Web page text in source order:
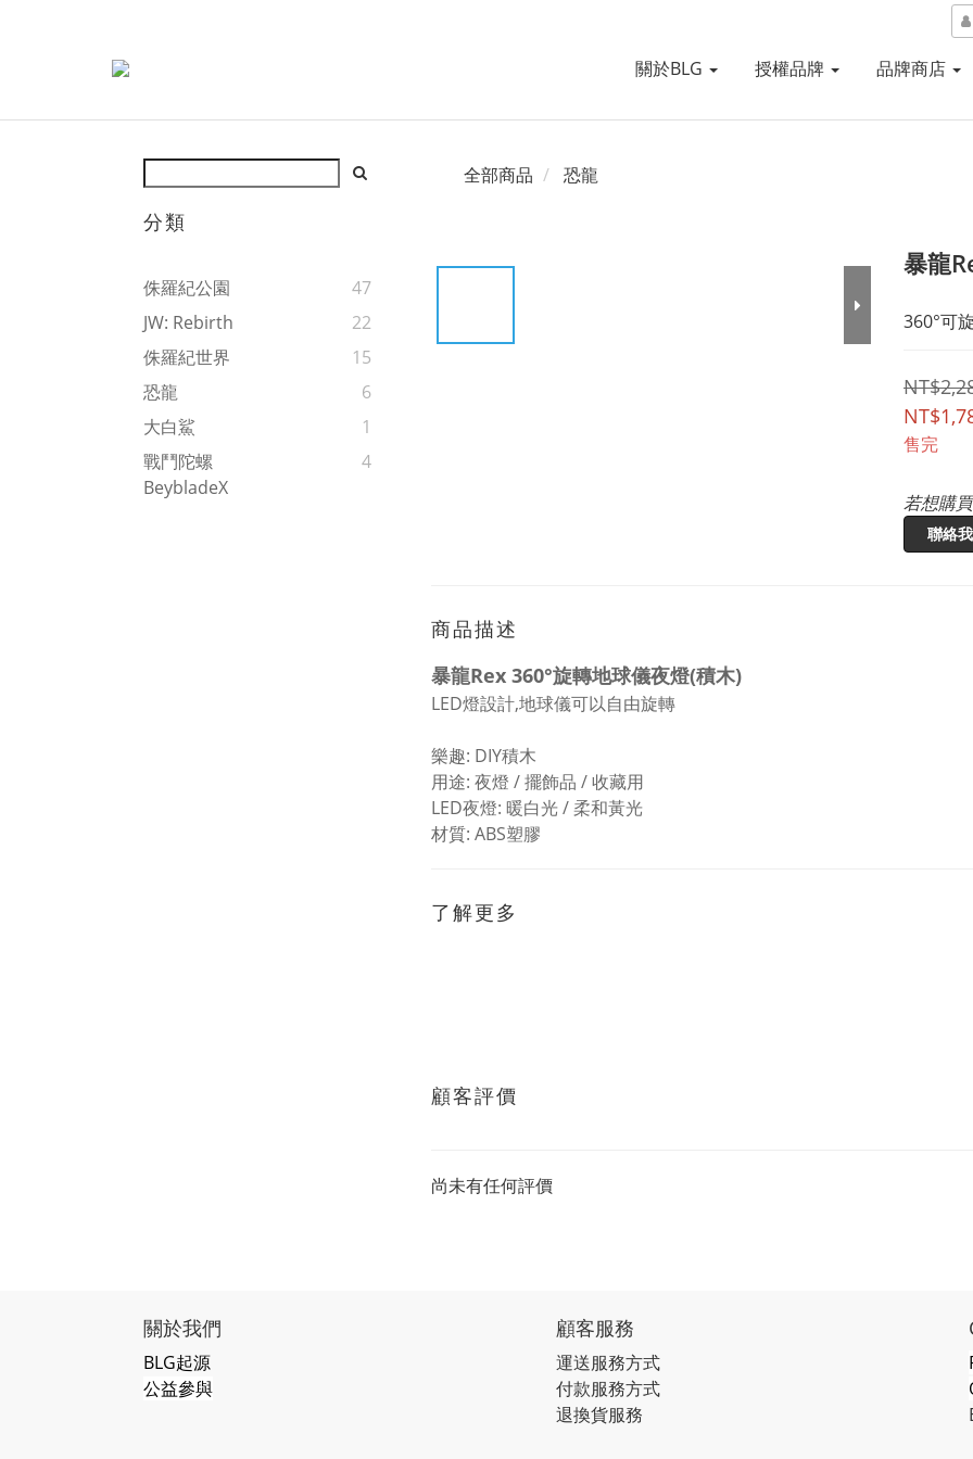
關於BLG 授權品牌 品牌商店
分類
侏羅紀公園
47
JW: Rebirth
22
侏羅紀世界
15
恐龍
6
大白鯊
1
戰鬥陀螺
BeybladeX
4
全部商品 恐龍
暴龍
360°可
售完
若想購
聯絡
商品描述
暴龍Rex 360°旋轉地球儀夜燈(積木)
LED燈設計,地球儀可以自由旋轉
樂趣: DIY積木
用途: 夜燈 / 擺飾品 / 收藏用
LED夜燈: 暖白光 / 柔和黃光
材質: ABS塑膠
了解更多
顧客評價
尚未有任何評價
關於我們
BLG起源
公益參與
顧客服務
運送服務方式
付款服務方式
退換貨服務